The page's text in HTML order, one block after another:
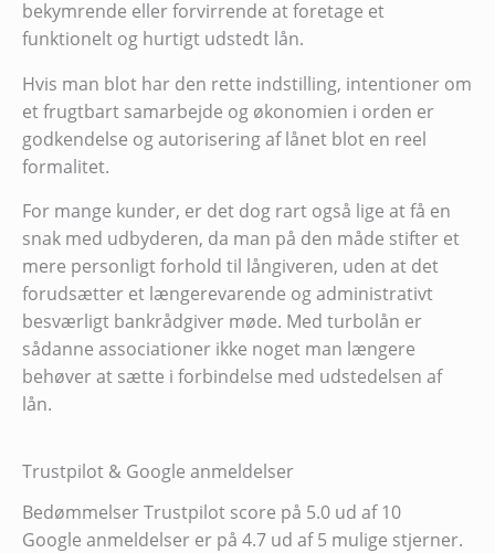
bekymrende eller forvirrende at foretage et
funktionelt og hurtigt udstedt lån.
Hvis man blot har den rette indstilling, intentioner om
et frugtbart samarbejde og økonomien i orden er
godkendelse og autorisering af lånet blot en reel
formalitet.
For mange kunder, er det dog rart også lige at få en
snak med udbyderen, da man på den måde stifter et
mere personligt forhold til långiveren, uden at det
forudsætter et længerevarende og administrativt
besværligt bankrådgiver møde. Med turbolån er
sådanne associationer ikke noget man længere
behøver at sætte i forbindelse med udstedelsen af
lån.
Trustpilot & Google anmeldelser
Bedømmelser Trustpilot score på 5.0 ud af 10
Google anmeldelser er på 4.7 ud af 5 mulige stjerner.